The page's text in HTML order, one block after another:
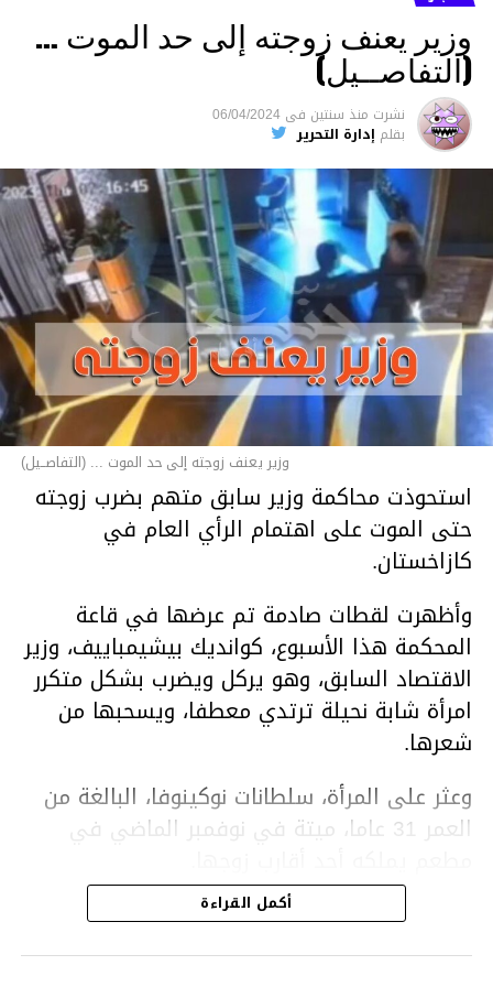
وزير يعنف زوجته إلى حد الموت …
(التفاصــيل)
نشرت منذ سنتين فى 06/04/2024
بقلم إدارة التحرير
وزير يعنف زوجته إلى حد الموت ... (التفاصــيل)
استحوذت محاكمة وزير سابق متهم بضرب زوجته
حتى الموت على اهتمام الرأي العام في
كازاخستان.
وأظهرت لقطات صادمة تم عرضها في قاعة
المحكمة هذا الأسبوع، كوانديك بيشيمباييف، وزير
الاقتصاد السابق، وهو يركل ويضرب بشكل متكرر
امرأة شابة نحيلة ترتدي معطفا، ويسحبها من
شعرها.
وعثر على المرأة، سلطانات نوكينوفا، البالغة من
العمر 31 عاما، ميتة في نوفمبر الماضي في
ووفقا لتقرير الطبيب الشرعي، توفيت نوكينوفا
متأثرة بصدمة في الدماغ، وكانت إحدى عظام
أنفها مكسورة وكانت هناك كدمات متعددة على
أكمل القراءة